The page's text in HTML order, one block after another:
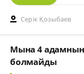
Серік Қозыбаев
Мына 4 адамның
болмайды